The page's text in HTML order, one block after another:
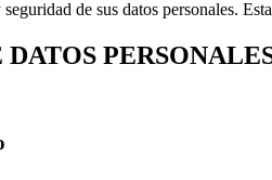
de sus datos personales.